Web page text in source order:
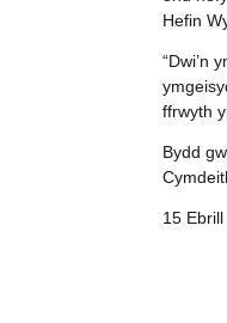
Hefin
“Dwi’n
ffrwyth
Bydd
15